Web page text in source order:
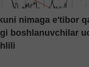
nimaga e'tibor
boshlanuvchilar